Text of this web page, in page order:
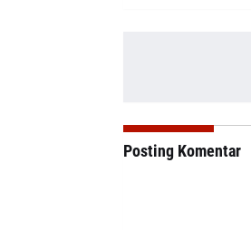
Posting Komentar